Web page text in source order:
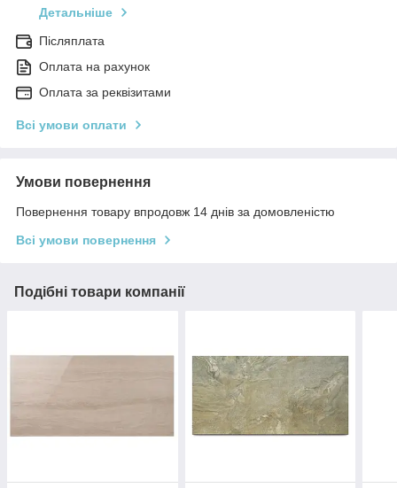
Детальніше
Післяплата
Оплата на рахунок
Оплата за реквізитами
Всі умови оплати
Умови повернення
Повернення товару впродовж 14 днів за домовленістю
Всі умови повернення
Подібні товари компанії